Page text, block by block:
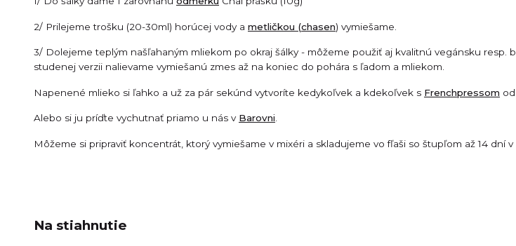
2/ Prilejeme trošku (20-30ml) horúcej vody a metličkou (chasen) vymiešame.
3/ Dolejeme teplým našľahaným mliekom po okraj šálky - môžeme použiť aj kvalitnú vegánsku resp.
studenej verzii nalievame vymiešanú zmes až na koniec do pohára s ľadom a mliekom.
Napenené mlieko si ľahko a už za pár sekúnd vytvoríte kedykoľvek a kdekoľvek s Frenchpressom
Alebo si ju príďte vychutnať priamo u nás v Barovni.
Môžeme si pripraviť koncentrát, ktorý vymiešame v mixéri a skladujeme vo fľaši so štupľom až 14 dní v
Na stiahnutie